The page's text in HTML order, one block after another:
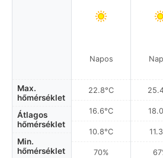
Max.
hőmérséklet
Átlagos
hőmérséklet
Min.
hőmérséklet
Napos
22.8°C
16.6°C
10.8°C
70%